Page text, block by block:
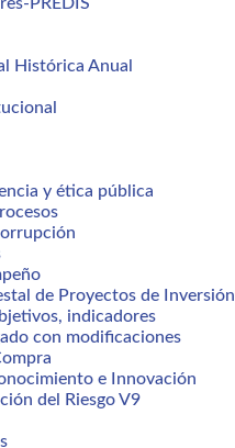
Histórica Anual
y ética pública
de Proyectos de Inversión
indicadores
con modificaciones
e Innovación
del Riesgo V9